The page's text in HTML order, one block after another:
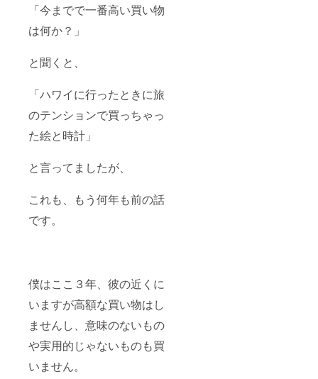
「今までで一番高い買い物
は何か？」
と聞くと、
「ハワイに行ったときに旅
のテンションで買っちゃっ
た絵と時計」
と言ってましたが、
これも、もう何年も前の話
です。
僕はここ３年、彼の近くに
いますが高額な買い物はし
ませんし、意味のないもの
や実用的じゃないものも買
いません。